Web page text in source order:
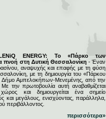
ENERGY: Το «Πάρκο των
πνοή στη Δυτική Θεσσαλονίκη - Έναν
αναψυχής και επαφής με τη φύση
με τη δημιουργία του «Πάρκου
Δήμο Αμπελοκήπων-Μενεμένης, από την
την πρωτοβουλία αυτή αναβαθμίζεται
και δημιουργείται ένα σημείο
και μεγάλους, ενισχύοντας, παράλληλα,
περιβάλλοντος.
περισσότερα»